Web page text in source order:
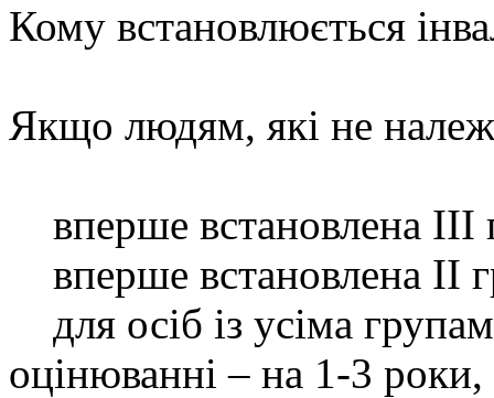
Кому встановлюється
Якщо людям, які не
вперше встановлена III
вперше встановлена II
для осіб із усіма
оцінюванні – на 1-3 роки,